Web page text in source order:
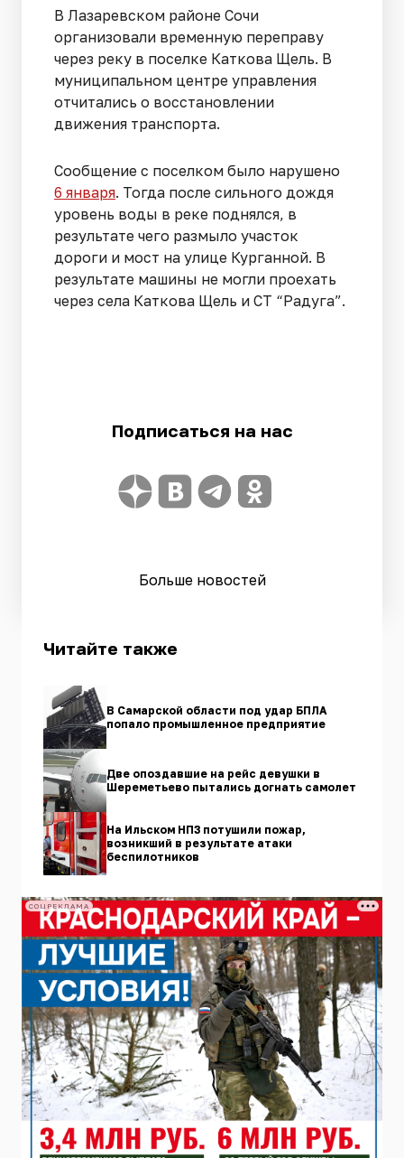
В Лазаревском районе Сочи
организовали временную переправу
через реку в поселке Каткова Щель. В
муниципальном центре управления
отчитались о восстановлении
движения транспорта.
Сообщение с поселком было нарушено
6 января. Тогда после сильного дождя
уровень воды в реке поднялся, в
результате чего размыло участок
дороги и мост на улице Курганной. В
результате машины не могли проехать
через села Каткова Щель и СТ “Радуга”.
Подписаться на нас
Больше новостей
Читайте также
В Самарской области под удар БПЛА
попало промышленное предприятие
Две опоздавшие на рейс девушки в
Шереметьево пытались догнать самолет
На Ильском НПЗ потушили пожар,
возникший в результате атаки
беспилотников
СОЦРЕКЛАМА